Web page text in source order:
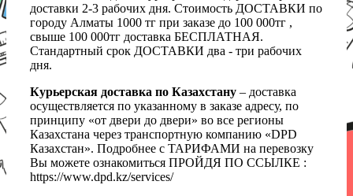
доставки 2-3 рабочих дня. Стоимость ДОСТАВКИ по
городу Алматы 1000 тг при заказе до 100 000тг ,
свыше 100 000тг доставка БЕСПЛАТНАЯ.
Стандартный срок ДОСТАВКИ два - три рабочих
дня.
Курьерская доставка по Казахстану – доставка
осуществляется по указанному в заказе адресу, по
принципу «от двери до двери» во все регионы
Казахстана через транспортную компанию «DPD
Казахстан». Подробнее с ТАРИФАМИ на перевозку
Вы можете ознакомиться ПРОЙДЯ ПО ССЫЛКЕ :
https://www.dpd.kz/services/